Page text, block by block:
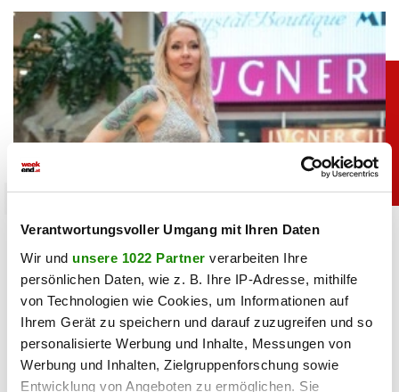
Verantwortungsvoller Umgang mit Ihren Daten
Wir und unsere 1022 Partner verarbeiten Ihre
persönlichen Daten, wie z. B. Ihre IP-Adresse, mithilfe
von Technologien wie Cookies, um Informationen auf
Ihrem Gerät zu speichern und darauf zuzugreifen und so
personalisierte Werbung und Inhalte, Messungen von
Werbung und Inhalten, Zielgruppenforschung sowie
Entwicklung von Angeboten zu ermöglichen. Sie
Simone mit Ansage auf Instagram: „Komm nie
wieder”
05.08.2026 UM 14:47,JOVANA BOROJEVIC
Simone Lugner hat genug von der Hitzewelle in Wien. In
ihrer Instagram-Story verabschiedet sie den Sommer mit
einer klaren Botschaft.